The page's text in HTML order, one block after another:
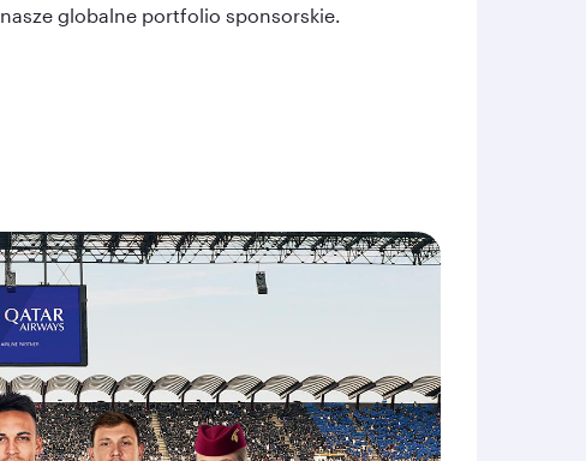
nasze globalne portfolio sponsorskie.